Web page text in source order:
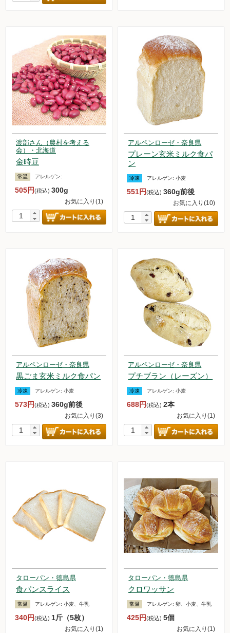
渡部さん（農村を考える
会）・北海道
金時豆
常温 アレルゲン:
505円(税込) 300g
お気に入り(1)
アルペンローゼ・奈良県
プレーン玄米ミルク食パ
ン
冷凍 アレルゲン:小麦
551円(税込)360g前後
お気に入り(10)
アルペンローゼ・奈良県
黒ごま玄米ミルク食パン
冷凍 アレルゲン: 小麦
573円(税込) 360g前後
お気に入り(3)
アルペンローゼ・奈良県
プチブラン（レーズン）
冷凍 アレルゲン:小麦
688円(税込)2本
お気に入り(1)
タローパン・徳島県
食パンスライス
常温 アレルゲン: 小麦、牛乳
340円(税込) 1斤（5枚）
お気に入り(1)
タローパン・徳島県
クロワッサン
常温 アレルゲン:卵、小麦、牛乳
425円(税込)5個
お気に入り(1)